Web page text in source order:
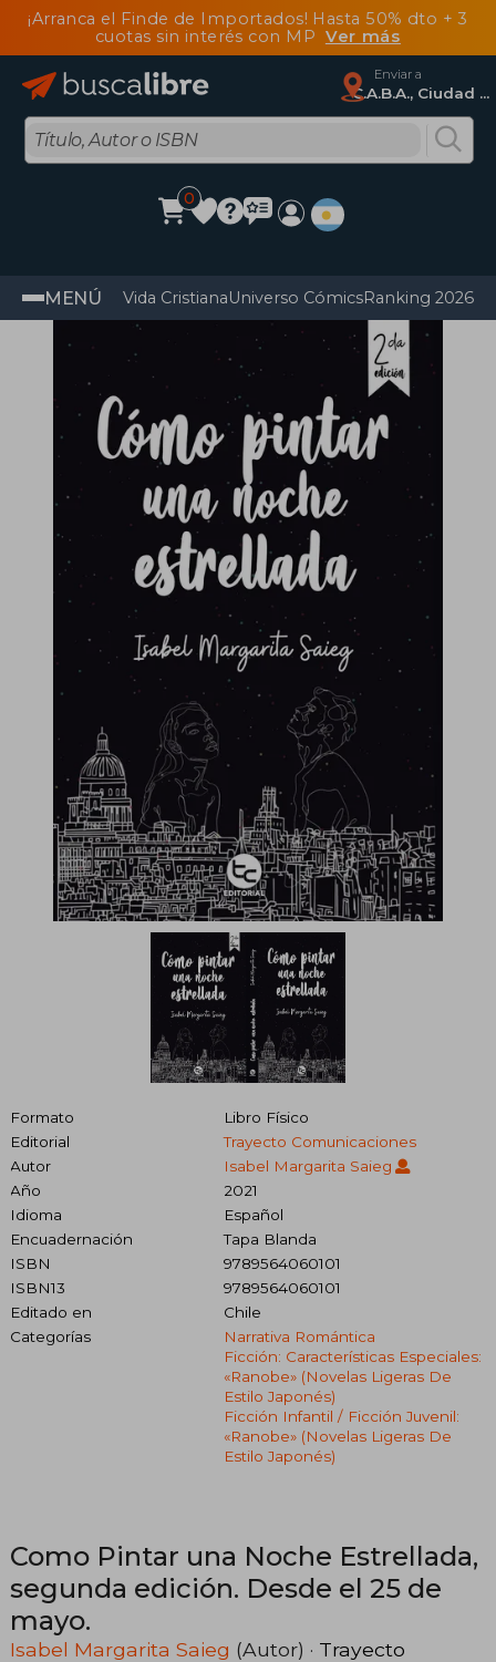
¡Arranca el Finde de Importados! Hasta 50% dto + 3
cuotas sin interés con MP Ver más
Enviar a
C.A.B.A., Ciudad Autónoma De Buenos Aires
0
MENÚ Vida CristianaUniverso CómicsRanking 2026
Formato
Libro Físico
Editorial
Trayecto Comunicaciones
Autor
Isabel Margarita Saieg
Año
2021
Idioma
Español
Encuadernación
Tapa Blanda
ISBN
9789564060101
ISBN13
9789564060101
Editado en
Chile
Categorías
Narrativa Romántica
Ficción: Características Especiales:
«ranobe» (novelas Ligeras De
Estilo Japonés)
Ficción Infantil / Ficción Juvenil:
«ranobe» (novelas Ligeras De
Estilo Japonés)
Como Pintar una Noche Estrellada,
segunda edición. Desde el 25 de
mayo.
Isabel Margarita Saieg (Autor) · Trayecto